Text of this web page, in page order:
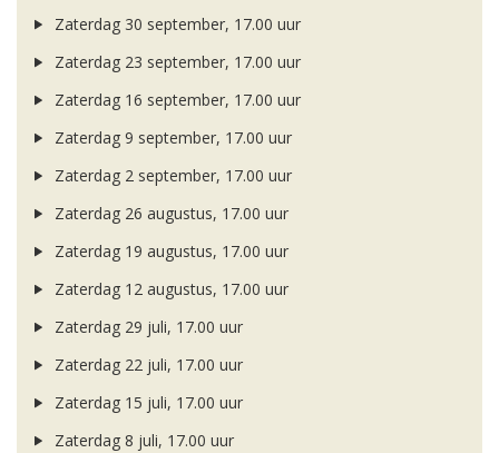
Zaterdag 30 september, 17.00 uur
Zaterdag 23 september, 17.00 uur
Zaterdag 16 september, 17.00 uur
Zaterdag 9 september, 17.00 uur
Zaterdag 2 september, 17.00 uur
Zaterdag 26 augustus, 17.00 uur
Zaterdag 19 augustus, 17.00 uur
Zaterdag 12 augustus, 17.00 uur
Zaterdag 29 juli, 17.00 uur
Zaterdag 22 juli, 17.00 uur
Zaterdag 15 juli, 17.00 uur
Zaterdag 8 juli, 17.00 uur